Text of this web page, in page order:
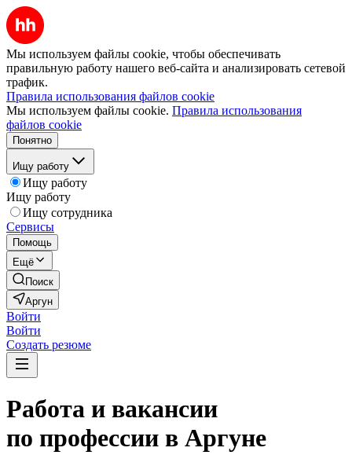
Мы используем файлы cookie, чтобы обеспечивать
правильную работу нашего веб-сайта и анализировать сетевой
трафик.
Правила использования файлов cookie
Мы используем файлы cookie. Правила использования
файлов cookie
Понятно
Ищу работу
Ищу работу
Ищу работу
Ищу сотрудника
Сервисы
Помощь
Ещё
Поиск
Аргун
Войти
Войти
Создать резюме
Работа и вакансии
по профессии в Аргуне